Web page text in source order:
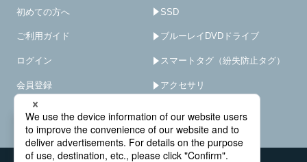
初めての方へ
ご利用ガイド
ログイン
会員登録
サイトマップ
SSD
ブルーレイDVDドライブ
スマートタグ（紛失防止タグ）
アクセサリ
オプション･サービス
－ ×